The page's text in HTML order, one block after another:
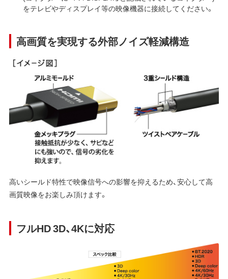
をテレビやディスプレイ等の映像機器に接続してください。
高画質を実現する外部ノイズ軽減構造
高いシールド特性で映像信号への影響を抑えるため、安心して高
画質映像をお楽しみ頂けます。
フルHD 3D、4Kに対応